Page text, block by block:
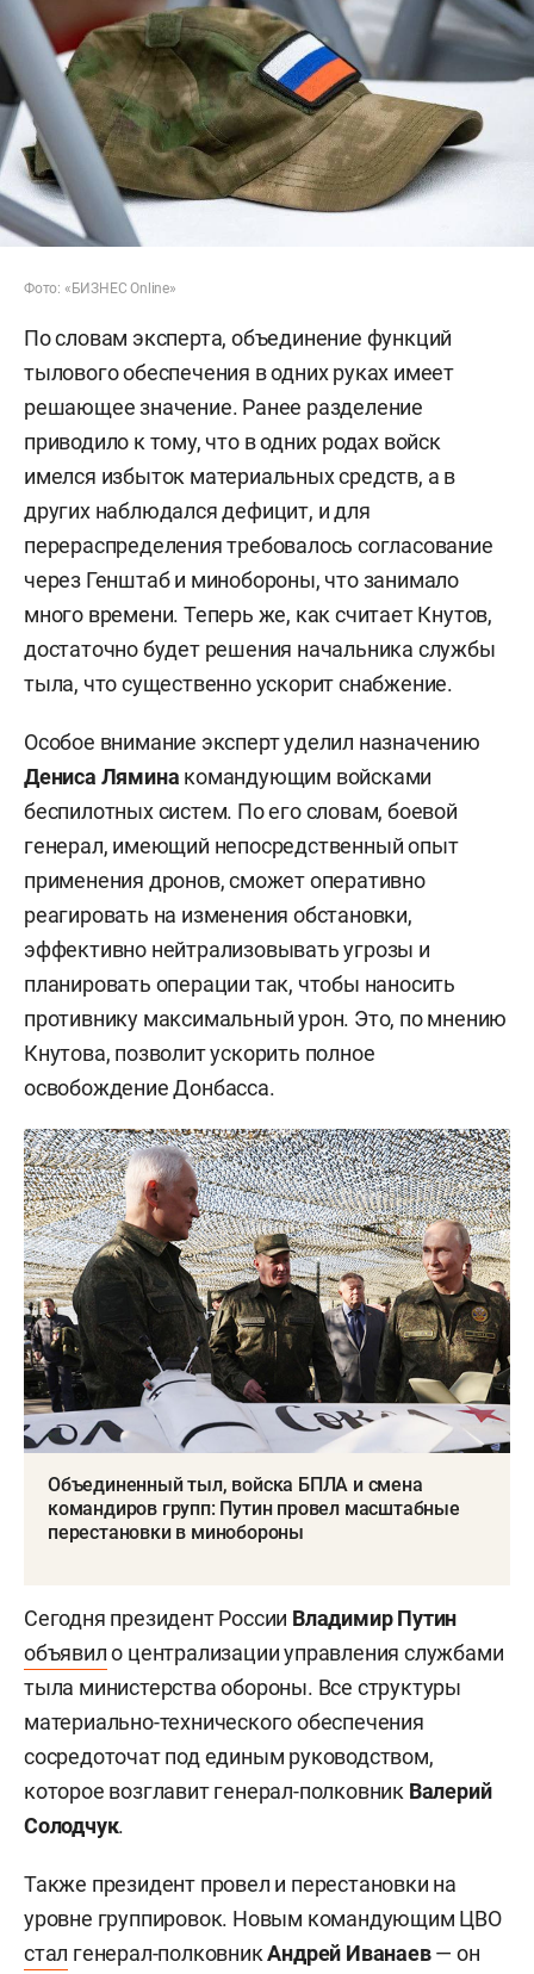
Фото: «БИЗНЕС Online»
По словам эксперта, объединение функций
тылового обеспечения в одних руках имеет
решающее значение. Ранее разделение
приводило к тому, что в одних родах войск
имелся избыток материальных средств, а в
других наблюдался дефицит, и для
перераспределения требовалось согласование
через Генштаб и минобороны, что занимало
много времени. Теперь же, как считает Кнутов,
достаточно будет решения начальника службы
тыла, что существенно ускорит снабжение.
Особое внимание эксперт уделил назначению
Дениса Лямина командующим войсками
беспилотных систем. По его словам, боевой
генерал, имеющий непосредственный опыт
применения дронов, сможет оперативно
реагировать на изменения обстановки,
эффективно нейтрализовывать угрозы и
планировать операции так, чтобы наносить
противнику максимальный урон. Это, по мнению
Кнутова, позволит ускорить полное
освобождение Донбасса.
Объединенный тыл, войска БПЛА и смена
командиров групп: Путин провел масштабные
перестановки в минобороны
Сегодня президент России Владимир Путин
объявило централизации управления службами
тыла министерства обороны. Все структуры
материально-технического обеспечения
сосредоточат под единым руководством,
которое возглавит генерал-полковник Валерий
Солодчук.
Также президент провел и перестановки на
уровне группировок. Новым командующим ЦВО
стал генерал-полковникАндрей Иванаев— он